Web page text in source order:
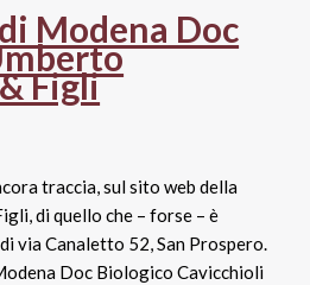
Modena Doc
Figli
traccia, sul sito web della
di quello che – forse – è
via Canaletto 52, San Prospero.
Doc Biologico Cavicchioli